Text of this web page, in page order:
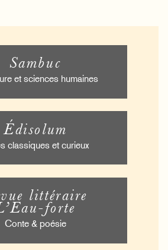
Sambuc
et sciences humaines
Édisolum
classiques et curieux
littéraire
forte
Conte & poésie